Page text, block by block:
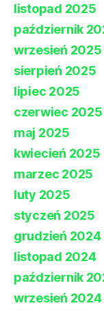
listopad 2025
październik
wrzesień 2025
sierpień 2025
lipiec 2025
czerwiec 2025
maj 2025
kwiecień 2025
marzec 2025
luty 2025
styczeń 2025
grudzień 2024
listopad 2024
październik
wrzesień 2024